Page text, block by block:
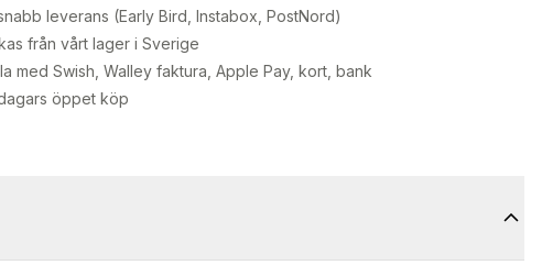
leverans (Early Bird, Instabox, PostNord)
från vårt lager i Sverige
med Swish, Walley faktura, Apple Pay, kort, bank
öppet köp